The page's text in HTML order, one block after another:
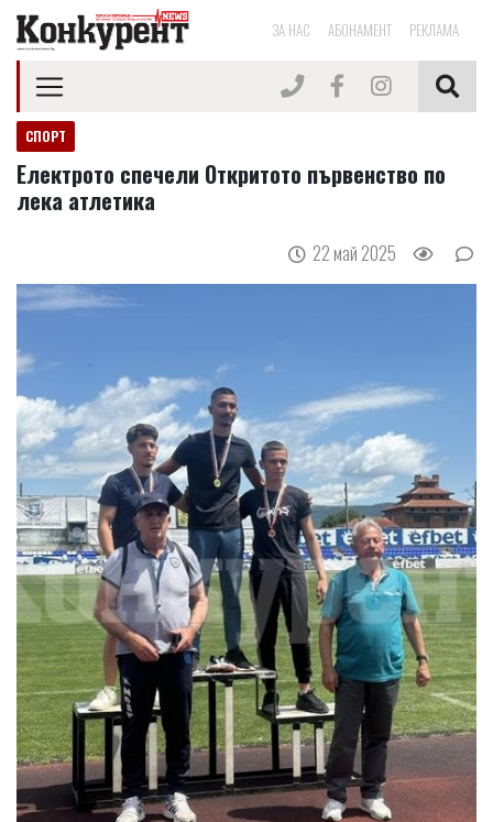
ЗА НАС АБОНАМЕНТ РЕКЛАМА
СПОРТ
Електрото спечели Откритото първенство по
лека атлетика
22 май 2025